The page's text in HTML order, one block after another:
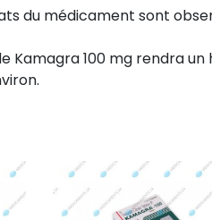
du médicament sont
Kamagra 100 mg rendra